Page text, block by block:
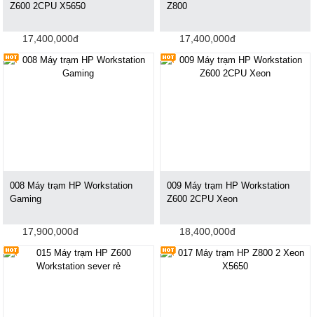
Z600 2CPU X5650
17,400,000đ
Z800
17,400,000đ
008 Máy trạm HP Workstation
Gaming
17,900,000đ
009 Máy trạm HP Workstation
Z600 2CPU Xeon
18,400,000đ